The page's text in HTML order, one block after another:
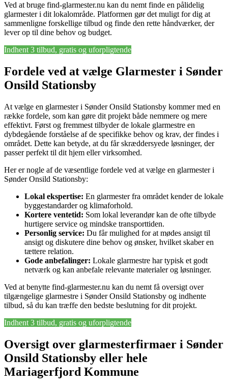
Ved at bruge find-glarmester.nu kan du nemt finde en pålidelig
glarmester i dit lokalområde. Platformen gør det muligt for dig at
sammenligne forskellige tilbud og finde den rette håndværker, der
lever op til dine behov og budget.
Indhent 3 tilbud, gratis og uforpligtende
Fordele ved at vælge Glarmester i Sønder
Onsild Stationsby
At vælge en glarmester i Sønder Onsild Stationsby kommer med en
række fordele, som kan gøre dit projekt både nemmere og mere
effektivt. Først og fremmest tilbyder de lokale glarmestre en
dybdegående forståelse af de specifikke behov og krav, der findes i
området. Dette kan betyde, at du får skræddersyede løsninger, der
passer perfekt til dit hjem eller virksomhed.
Her er nogle af de væsentlige fordele ved at vælge en glarmester i
Sønder Onsild Stationsby:
Lokal ekspertise: En glarmester fra området kender de lokale
byggestandarder og klimaforhold.
Kortere ventetid: Som lokal leverandør kan de ofte tilbyde
hurtigere service og mindske transporttiden.
Personlig service: Du får mulighed for at mødes ansigt til
ansigt og diskutere dine behov og ønsker, hvilket skaber en
tættere relation.
Gode anbefalinger: Lokale glarmestre har typisk et godt
netværk og kan anbefale relevante materialer og løsninger.
Ved at benytte find-glarmester.nu kan du nemt få oversigt over
tilgængelige glarmestre i Sønder Onsild Stationsby og indhente
tilbud, så du kan træffe den bedste beslutning for dit projekt.
Indhent 3 tilbud, gratis og uforpligtende
Oversigt over glarmesterfirmaer i Sønder
Onsild Stationsby eller hele
Mariagerfjord Kommune